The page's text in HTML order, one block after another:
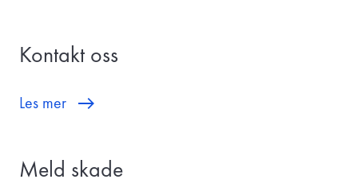
Kontakt oss
Les mer
Meld skade